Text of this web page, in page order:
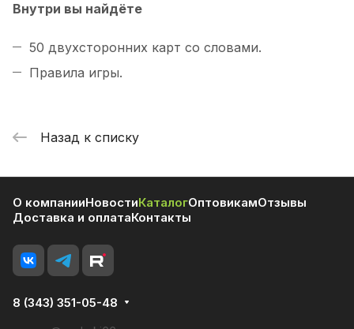
Внутри вы найдёте
50 двухсторонних карт со словами.
Правила игры.
Назад к списку
О компанииНовостиКаталогОптовикамОтзывы
Доставка и оплатаКонтакты
8 (343) 351-05-48